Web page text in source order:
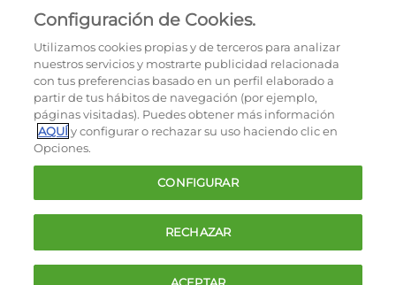
Cookies
Política de privacidad
Términos y condiciones de la oferta
Contacto
FAQ
Configuración de Cookies.
Utilizamos cookies propias y de terceros para analizar
nuestros servicios y mostrarte publicidad relacionada
con tus preferencias basado en un perfil elaborado a
partir de tus hábitos de navegación (por ejemplo,
páginas visitadas). Puedes obtener más información
AQUÍy configurar o rechazar su uso haciendo clic en
Opciones.
CONFIGURAR
RECHAZAR